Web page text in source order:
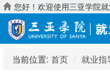
您好！欢迎使用三亚学院
当前位置: 首页 就业指